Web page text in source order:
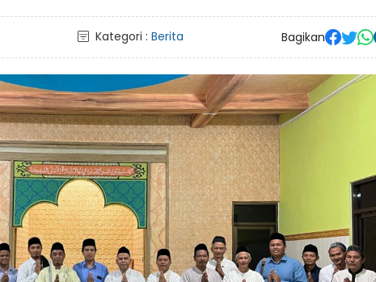
Kategori : Berita Bagikan